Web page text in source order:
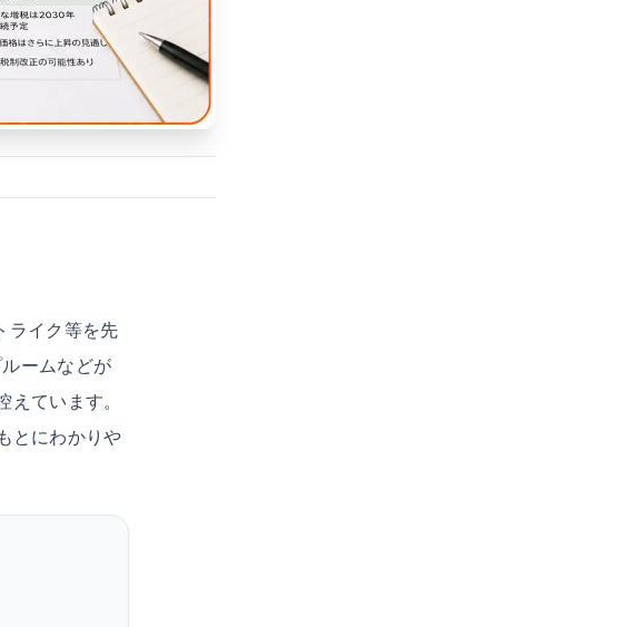
ライク等を先
ームなどが
ています。
とにわかりや